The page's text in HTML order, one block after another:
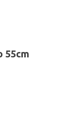
55cm